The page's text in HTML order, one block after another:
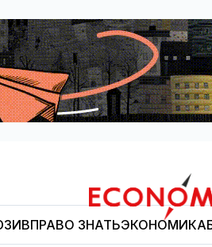
Economist.kg
ПРАВО ЗНАТЬЭКОНОМИКА